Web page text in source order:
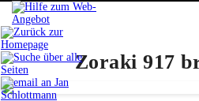
Zoraki 917